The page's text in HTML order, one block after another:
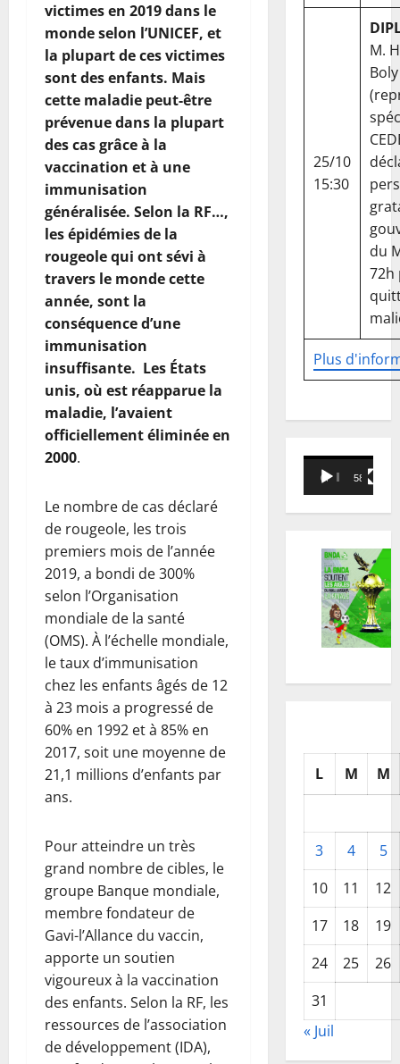
victimes en 2019 dans le
monde selon l’UNICEF, et
la plupart de ces victimes
sont des enfants. Mais
cette maladie peut-être
prévenue dans la plupart
des cas grâce à la
vaccination et à une
immunisation
généralisée. Selon la RF…,
les épidémies de la
rougeole qui ont sévi à
travers le monde cette
année, sont la
conséquence d’une
immunisation
insuffisante. Les États
unis, où est réapparue la
maladie, l’avaient
officiellement éliminée en
2000.
Le nombre de cas déclaré
de rougeole, les trois
premiers mois de l’année
2019, a bondi de 300%
selon l’Organisation
mondiale de la santé
(OMS). À l’échelle mondiale,
le taux d’immunisation
chez les enfants âgés de 12
à 23 mois a progressé de
60% en 1992 et à 85% en
2017, soit une moyenne de
21,1 millions d’enfants par
ans.
Pour atteindre un très
grand nombre de cibles, le
groupe Banque mondiale,
membre fondateur de
Gavi-l’Allance du vaccin,
apporte un soutien
vigoureux à la vaccination
des enfants. Selon la RF, les
ressources de l’association
de développement (IDA),
Plus
25/10
15:30
M.
Boly
du
72h
Lecteur
vidéo
00:00 58:18
L M M
3 4
5
10
11
12
17
18
19
24
25
26
31
« Juil